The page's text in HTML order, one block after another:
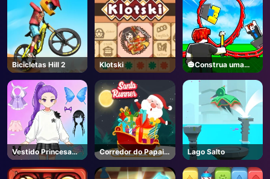
Bicicletas Hill 2 Klotski
🎃Construa uma
montanha-russa🎢
Vestido Princesa
Mágica
Corredor do Papai
Noel
Lago Salto